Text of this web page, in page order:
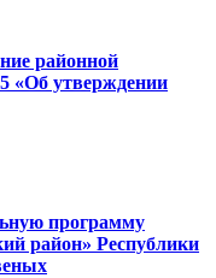
районной
«Об утверждении
программу
район» Республики